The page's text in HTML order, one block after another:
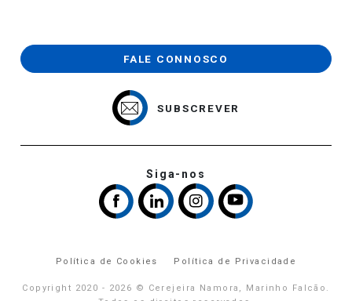
FALE CONNOSCO
SUBSCREVER
Siga-nos
Copyright 2020 - 2026 © Cerejeira Namora, Marinho Falcão.
Política de Cookies Política de Privacidade